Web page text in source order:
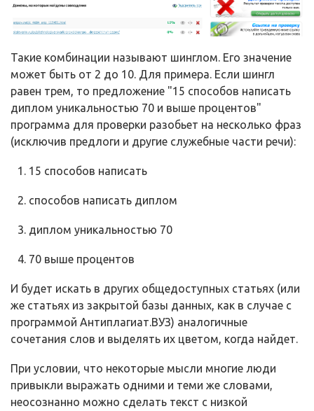
Такие комбинации называют шинглом. Его значение
может быть от 2 до 10. Для примера. Если шингл
равен трем, то предложение "15 способов написать
диплом уникальностью 70 и выше процентов"
программа для проверки разобьет на несколько фраз
(исключив предлоги и другие служебные части речи):
15 способов написать
способов написать диплом
диплом уникальностью 70
70 выше процентов
И будет искать в других общедоступных статьях (или
же статьях из закрытой базы данных, как в случае с
программой Антиплагиат.ВУЗ) аналогичные
сочетания слов и выделять их цветом, когда найдет.
При условии, что некоторые мысли многие люди
привыкли выражать одними и теми же словами,
неосознанно можно сделать текст с низкой